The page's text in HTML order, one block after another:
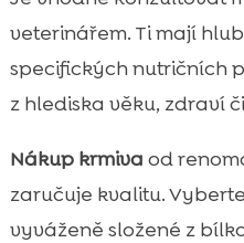
veterinářem. Ti mají
specifických nutričních
z hlediska věku, zdraví
Nákup krmiva od
zaručuje kvalitu.
vyváženě složené z